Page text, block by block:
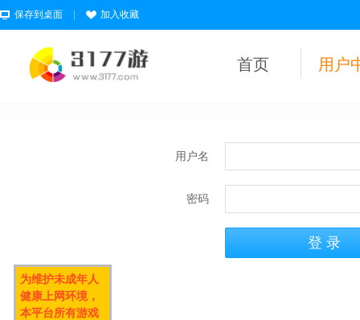
保存到桌面 加入收藏
首页 用户
用户名
密码
为维护未成年人
健康上网环境，
本平台所有游戏